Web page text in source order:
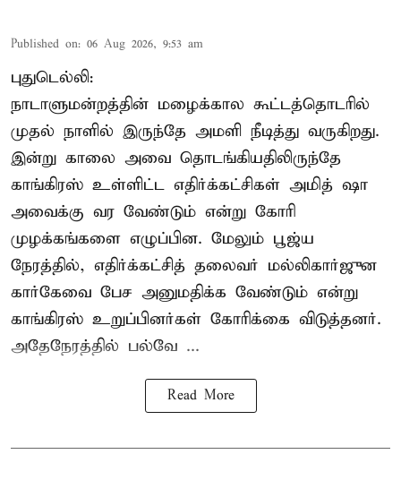
Published on: 06 Aug 2026, 9:53 am
புதுடெல்லி:
நாடாளுமன்றத்தின் மழைக்கால கூட்டத்தொடரில்
முதல் நாளில் இருந்தே அமளி நீடித்து வருகிறது.
இன்று காலை அவை தொடங்கியதிலிருந்தே
காங்கிரஸ் உள்ளிட்ட எதிர்க்கட்சிகள் அமித் ஷா
அவைக்கு வர வேண்டும் என்று கோரி
முழக்கங்களை எழுப்பின. மேலும் பூஜ்ய
நேரத்தில், எதிர்க்கட்சித் தலைவர் மல்லிகார்ஜுன
கார்கேவை பேச அனுமதிக்க வேண்டும் என்று
காங்கிரஸ் உறுப்பினர்கள் கோரிக்கை விடுத்தனர்.
அதேநேரத்தில் பல்வே ...
Read More